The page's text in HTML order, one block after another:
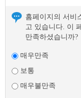
홈페이지의 서비
고 있습니다. 이
만족하셨습니까?
매우만족
보통
매우불만족